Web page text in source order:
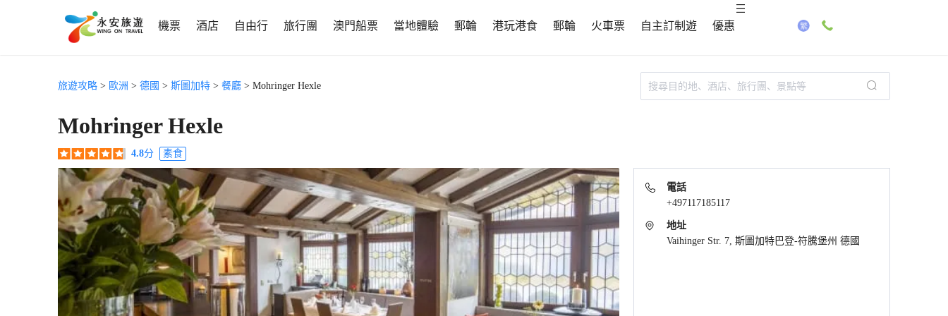
機票 酒店 自由行 旅行團 澳門船票 當地體驗 郵輪 港玩港食 郵輪 火車票 自主訂制遊 優惠
旅遊攻略 > 歐洲 > 德國 > 斯圖加特 > 餐廳 > Mohringer Hexle
Mohringer Hexle
4.8分 素食
電話
+497117185117
地址
Vaihinger Str. 7, 斯圖加特巴登-符騰堡州 德國